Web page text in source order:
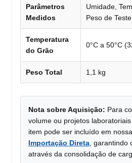
Parâmetros
Medidos
Umidade,
Peso de Teste
Temperatura
do Grão
0°C a 50°C
Peso Total 1,1 kg
Nota sobre Aquisição: Para
volume ou projetos
item pode ser incluído em
Importação Direta ,
através da consolidação de